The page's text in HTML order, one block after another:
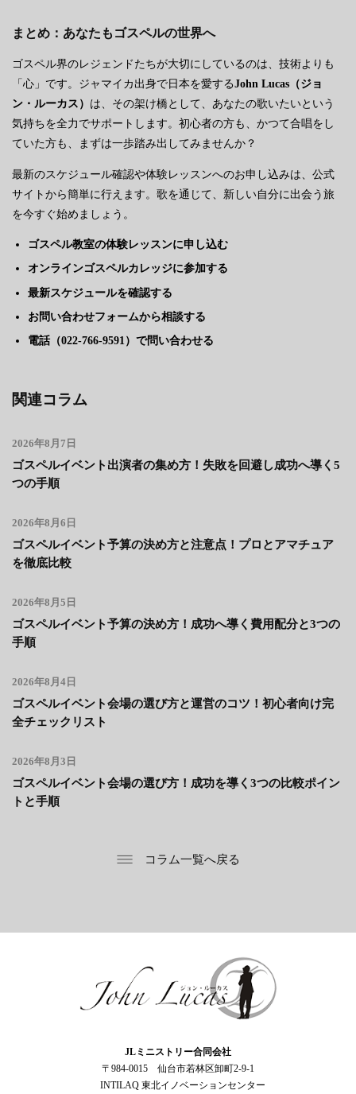
まとめ：あなたもゴスペルの世界へ
ゴスペル界のレジェンドたちが大切にしているのは、技術よりも
「心」です。ジャマイカ出身で日本を愛するJohn Lucas（ジョ
ン・ルーカス） は、その架け橋として、あなたの歌いたいという
気持ちを全力でサポートします。初心者の方も、かつて合唱をし
ていた方も、まずは一歩踏み出してみませんか？
最新のスケジュール確認や体験レッスンへのお申し込みは、公式
サイトから簡単に行えます。歌を通じて、新しい自分に出会う旅
を今すぐ始めましょう。
ゴスペル教室の体験レッスンに申し込む
オンラインゴスペルカレッジに参加する
最新スケジュールを確認する
お問い合わせフォームから相談する
電話（022-766-9591）で問い合わせる
関連コラム
2026年8月7日
ゴスペルイベント出演者の集め方！失敗を回避し成功へ導く5
つの手順
2026年8月6日
ゴスペルイベント予算の決め方と注意点！プロとアマチュア
を徹底比較
2026年8月5日
ゴスペルイベント予算の決め方！成功へ導く費用配分と3つの
手順
2026年8月4日
ゴスペルイベント会場の選び方と運営のコツ！初心者向け完
全チェックリスト
2026年8月3日
ゴスペルイベント会場の選び方！成功を導く3つの比較ポイン
トと手順
コラム一覧へ戻る
JLミニストリー合同会社
〒984-0015 仙台市若林区卸町2-9-1
INTILAQ 東北イノベーションセンター